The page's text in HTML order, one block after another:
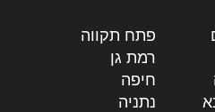
פתח תקווה
רמת גן
חיפה
נתניה